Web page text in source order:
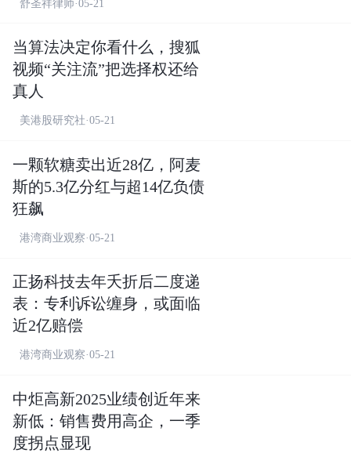
舒圣祥律师·05-21
当算法决定你看什么，搜狐
视频“关注流”把选择权还给
真人
美港股研究社·05-21
一颗软糖卖出近28亿，阿麦
斯的5.3亿分红与超14亿负债
狂飙
港湾商业观察·05-21
正扬科技去年夭折后二度递
表：专利诉讼缠身，或面临
近2亿赔偿
港湾商业观察·05-21
中炬高新2025业绩创近年来
新低：销售费用高企，一季
度拐点显现